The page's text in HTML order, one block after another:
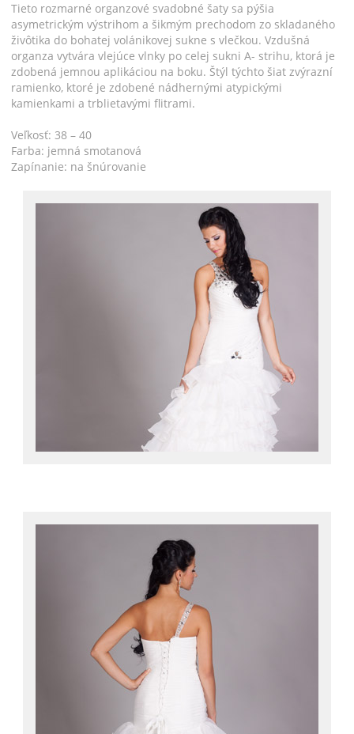
Tieto rozmarné organzové svadobné šaty sa pýšia
asymetrickým výstrihom a šikmým prechodom zo skladaného
živôtika do bohatej volánikovej sukne s vlečkou. Vzdušná
organza vytvára vlejúce vlnky po celej sukni A- strihu, ktorá je
zdobená jemnou aplikáciou na boku. Štýl týchto šiat zvýrazní
ramienko, ktoré je zdobené nádhernými atypickými
kamienkami a trblietavými flitrami.
Veľkosť: 38 – 40
Farba: jemná smotanová
Zapínanie: na šnúrovanie